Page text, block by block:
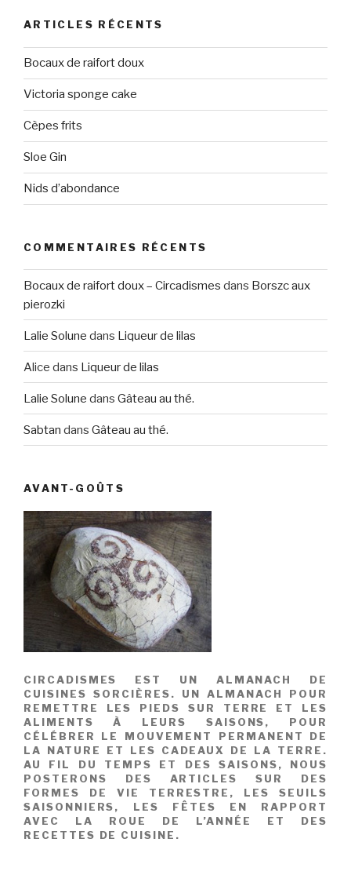
ARTICLES RÉCENTS
Bocaux de raifort doux
Victoria sponge cake
Cèpes frits
Sloe Gin
Nids d’abondance
COMMENTAIRES RÉCENTS
Bocaux de raifort doux – Circadismes dans Borszc aux
pierozki
Lalie Solune dans Liqueur de lilas
Alice dans Liqueur de lilas
Lalie Solune dans Gâteau au thé.
Sabtan dans Gâteau au thé.
AVANT-GOÛTS
CIRCADISMES EST UN ALMANACH DE
CUISINES SORCIÈRES. UN ALMANACH POUR
REMETTRE LES PIEDS SUR TERRE ET LES
ALIMENTS À LEURS SAISONS, POUR
CÉLÉBRER LE MOUVEMENT PERMANENT DE
LA NATURE ET LES CADEAUX DE LA TERRE.
AU FIL DU TEMPS ET DES SAISONS, NOUS
POSTERONS DES ARTICLES SUR DES
FORMES DE VIE TERRESTRE, LES SEUILS
SAISONNIERS, LES FÊTES EN RAPPORT
AVEC LA ROUE DE L’ANNÉE ET DES
RECETTES DE CUISINE.